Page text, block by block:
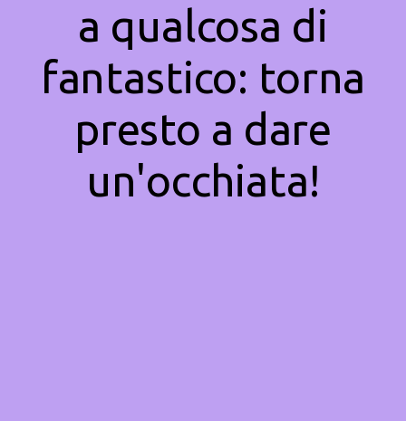
a qualcosa di
fantastico: torna
presto a dare
un'occhiata!